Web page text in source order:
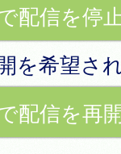
配信を停
を希望さ
配信を再